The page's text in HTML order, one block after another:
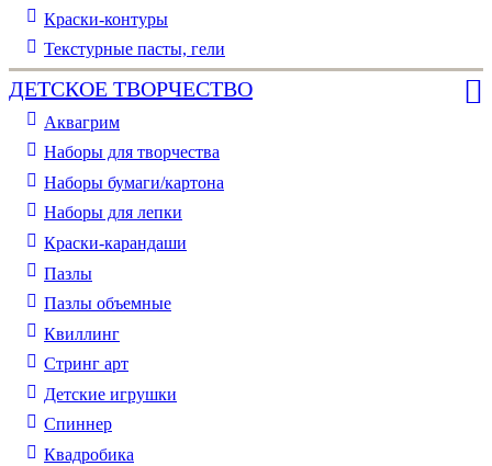
Краски-контуры
Текстурные пасты, гели
ДЕТСКОЕ ТВОРЧЕСТВО
Аквагрим
Наборы для творчества
Наборы бумаги/картона
Наборы для лепки
Краски-карандаши
Пазлы
Пазлы объемные
Квиллинг
Стринг арт
Детские игрушки
Спиннер
Квадробика